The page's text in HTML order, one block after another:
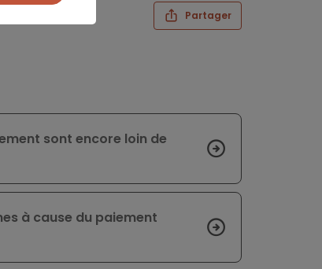
Partager
sont encore loin de
à cause du paiement